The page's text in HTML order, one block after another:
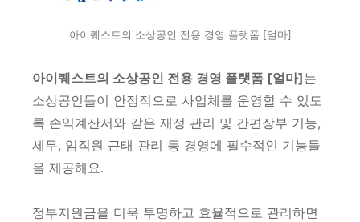
아이퀘스트의 소상공인 전용 경영 플랫폼 [얼마]
아이퀘스트의 소상공인 전용 경영 플랫폼 [얼마]는
소상공인들이 안정적으로 사업체를 운영할 수 있도
록 손익계산서와 같은 재정 관리 및 간편장부 기능,
세무, 임직원 근태 관리 등 경영에 필수적인 기능들
을 제공해요.
정부지원금을 더욱 투명하고 효율적으로 관리하면